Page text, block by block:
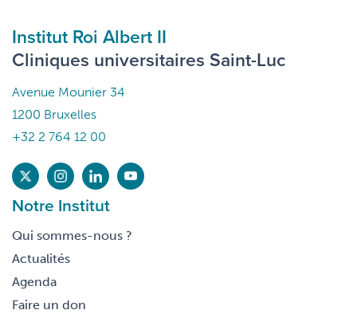
Institut Roi Albert II
Cliniques universitaires Saint-Luc
Avenue Mounier 34
1200 Bruxelles
+32 2 764 12 00
Notre Institut
Qui sommes-nous ?
Actualités
Agenda
Faire un don